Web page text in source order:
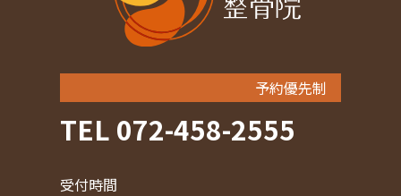
予約優先制
TEL 072-458-2555
受付時間